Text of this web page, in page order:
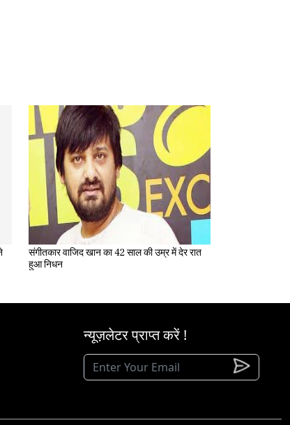
संगीतकार वाजिद खान का 42 साल की उम्र में देर रात
हुआ निधन
न्यूज़लेटर प्राप्त करें !